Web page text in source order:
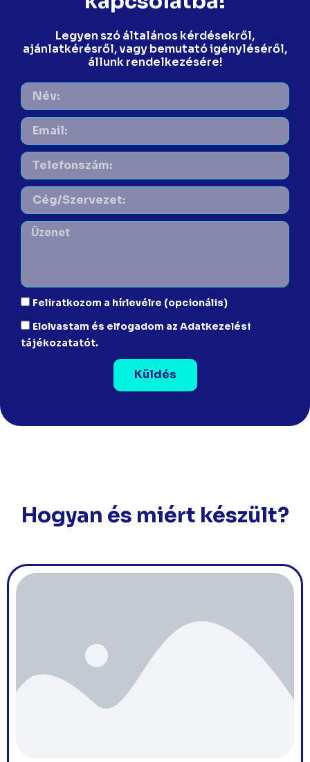
Legyen szó általános kérdésekről,
ajánlatkérésről, vagy bemutató igényléséről,
állunk rendelkezésére!
Feliratkozom a hírlevélre (opcionális)
Elolvastam és elfogadom az Adatkezelési
tájékozatatót.
Küldés
Hogyan és miért készült?